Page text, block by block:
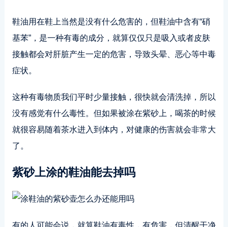
鞋油用在鞋上当然是没有什么危害的，但鞋油中含有“硝
基苯”，是一种有毒的成分，就算仅仅只是吸入或者皮肤
接触都会对肝脏产生一定的危害，导致头晕、恶心等中毒
症状。
这种有毒物质我们平时少量接触，很快就会清洗掉，所以
没有感觉有什么毒性。但如果被涂在紫砂上，喝茶的时候
就很容易随着茶水进入到体内，对健康的伤害就会非常大
了。
紫砂上涂的鞋油能去掉吗
有的人可能会说，就算鞋油有毒性，有危害，但清醒干净